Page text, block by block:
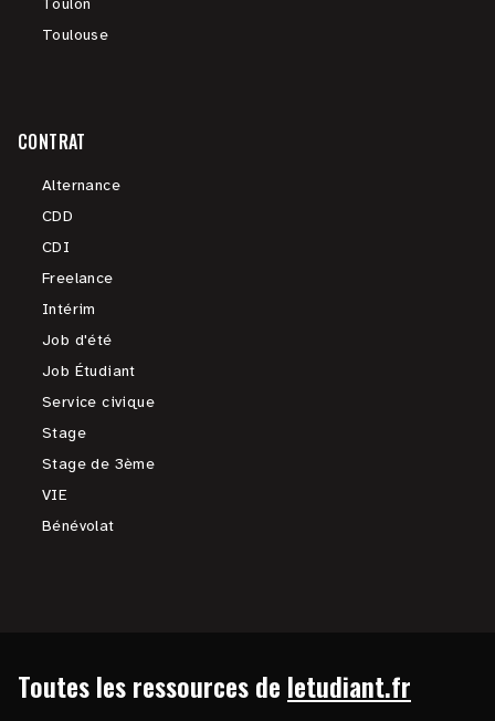
Toulon
Toulouse
CONTRAT
Alternance
CDD
CDI
Freelance
Intérim
Job d'été
Job Étudiant
Service civique
Stage
Stage de 3ème
VIE
Bénévolat
Toutes les ressources de letudiant.fr